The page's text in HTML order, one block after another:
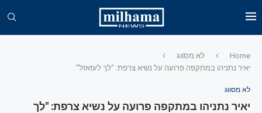
Home
לא מסווג
יאיר נתניהו במתקפה פרועה על נשיא צרפת: "לך לעזאזל"
לא מסווג
יאיר נתניהו במתקפה פרועה על נשיא צרפת: "לך